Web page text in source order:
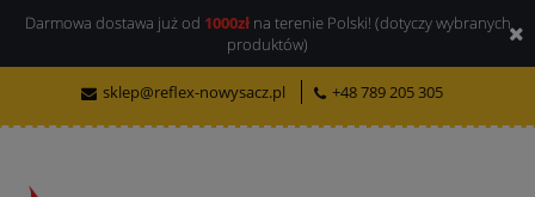
Darmowa dostawa już od 1000złna terenie Polski! (dotyczy wybranych
produktów)
sklep@reflex-nowysacz.pl +48 789 205 305